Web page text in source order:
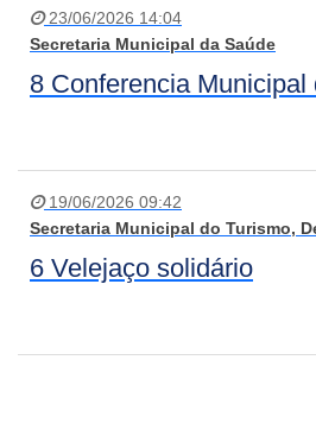
23/06/2026 14:04
Secretaria Municipal da Saúde
8 Conferencia Municipal
19/06/2026 09:42
Secretaria Municipal do Turismo,
6 Velejaço solidário